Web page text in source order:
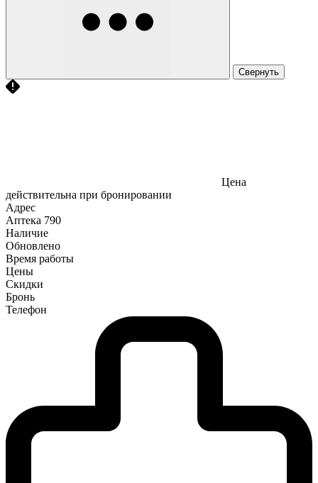
Свернуть
Цена
действительна при бронировании
Адрес
Аптека 790
Наличие
Обновлено
Время работы
Цены
Скидки
Бронь
Телефон